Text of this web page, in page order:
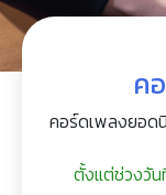
ค
คอร์ดเพลงยอด
ตั้งแต่ช่วงวั